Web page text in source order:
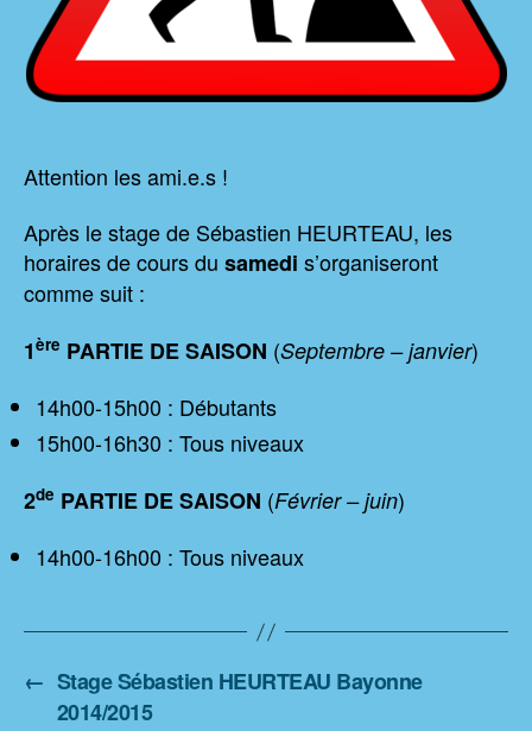
Attention les ami.e.s !
Après le stage de Sébastien HEURTEAU, les
horaires de cours du samedi s’organiseront
comme suit :
1ère PARTIE DE SAISON (Septembre – janvier)
14h00-15h00 : Débutants
15h00-16h30 : Tous niveaux
2de PARTIE DE SAISON (Février – juin)
14h00-16h00 : Tous niveaux
← Stage Sébastien HEURTEAU Bayonne
2014/2015